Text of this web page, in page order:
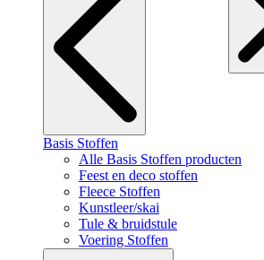
Basis Stoffen
Alle Basis Stoffen producten
Feest en deco stoffen
Fleece Stoffen
Kunstleer/skai
Tule & bruidstule
Voering Stoffen